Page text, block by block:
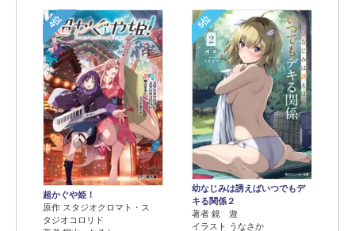
4位
超かぐや姫！
原作 スタジオクロマト・ス
タジオコロリド
5位
幼なじみは誘えばいつでもデ
キる関係２
著者 鏡 遊
イラスト うなさか